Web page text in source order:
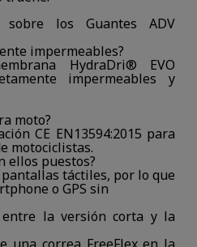
sobre los Guantes ADV
impermeables?
HydraDri® EVO
impermeables y
moto?
CE EN13594:2015 para
motociclistas.
ellos puestos?
táctiles, por lo que
o GPS sin
la versión corta y la